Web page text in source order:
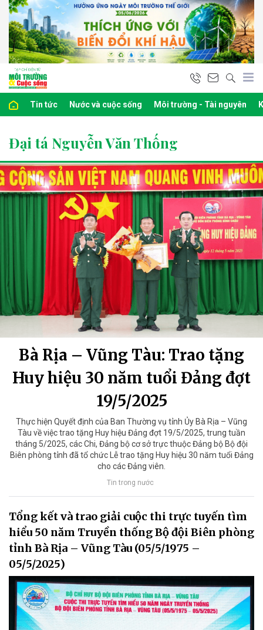
Tin tức Nước và cuộc sống Môi trường - Tài nguyên
Đại tá Nguyễn Văn Thống
Bà Rịa – Vũng Tàu: Trao tặng
Huy hiệu 30 năm tuổi Đảng đợt
19/5/2025
Thực hiện Quyết định của Ban Thường vụ tỉnh Ủy Bà Rịa – Vũng
Tàu về việc trao tặng Huy hiệu Đảng đợt 19/5/2025, trung tuần
tháng 5/2025, các Chi, Đảng bộ cơ sở trực thuộc Đảng bộ Bộ đội
Biên phòng tỉnh đã tổ chức Lễ trao tặng Huy hiệu 30 năm tuổi Đảng
cho các Đảng viên.
Tin trong nước
Tổng kết và trao giải cuộc thi trực tuyến tìm
hiểu 50 năm Truyền thống Bộ đội Biên phòng
tỉnh Bà Rịa – Vũng Tàu (05/5/1975 –
05/5/2025)